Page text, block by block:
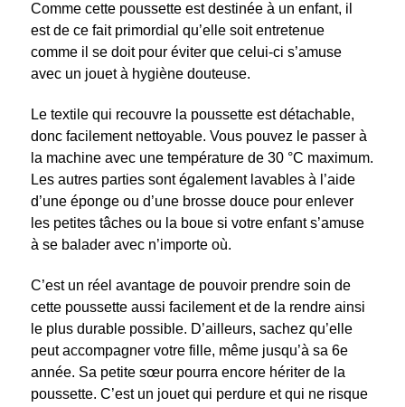
Comme cette poussette est destinée à un enfant, il
est de ce fait primordial qu’elle soit entretenue
comme il se doit pour éviter que celui-ci s’amuse
avec un jouet à hygiène douteuse.
Le textile qui recouvre la poussette est détachable,
donc facilement nettoyable. Vous pouvez le passer à
la machine avec une température de 30 °C maximum.
Les autres parties sont également lavables à l’aide
d’une éponge ou d’une brosse douce pour enlever
les petites tâches ou la boue si votre enfant s’amuse
à se balader avec n’importe où.
C’est un réel avantage de pouvoir prendre soin de
cette poussette aussi facilement et de la rendre ainsi
le plus durable possible. D’ailleurs, sachez qu’elle
peut accompagner votre fille, même jusqu’à sa 6e
année. Sa petite sœur pourra encore hériter de la
poussette. C’est un jouet qui perdure et qui ne risque